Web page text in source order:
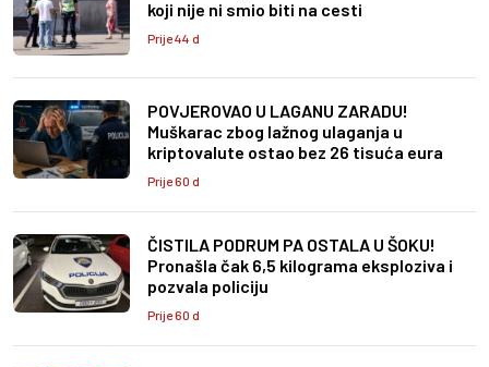
koji nije ni smio biti na cesti
Prije 44 d
POVJEROVAO U LAGANU ZARADU!
Muškarac zbog lažnog ulaganja u
kriptovalute ostao bez 26 tisuća eura
Prije 60 d
ČISTILA PODRUM PA OSTALA U ŠOKU!
Pronašla čak 6,5 kilograma eksploziva i
pozvala policiju
Prije 60 d